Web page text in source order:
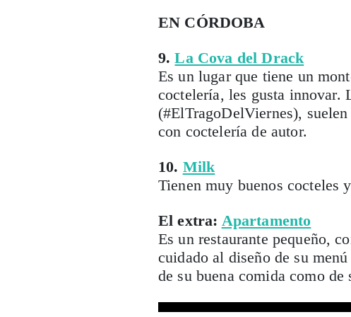
EN CÓRDOBA
9.La Cova del Drack
Es un lugar que tiene un
coctelería, les gusta innovar.
(#ElTragoDelViernes),
con coctelería de autor.
10. Milk
Tienen muy buenos cocteles
El extra: Apartamento
Es un restaurante pequeño,
cuidado al diseño de su
de su buena comida como